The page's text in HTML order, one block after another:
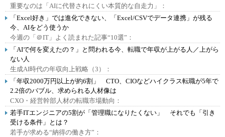
重要なのは「AIに代替されにくい本質的な自走力」：
「Excel好き」では進化できない、「Excel/CSVでデータ連携」が残る
今、AIをどう使うか
今週の「＠IT」よく読まれた記事“10選”：
「AIで何を変えたの？」と問われる今、転職で年収が上がる人／上がら
ない人
生成AI時代の年収向上戦略（3）：
「年収2000万円以上が約6割」 CTO、CIOなどハイクラス転職が5年で
2.2倍のバブル、求められる人材像は
CXO・経営幹部人材の転職市場動向：
若手ITエンジニアの5割が「管理職になりたくない」 それでも「引き
受ける条件」とは？
若手が求める“納得の働き方”：